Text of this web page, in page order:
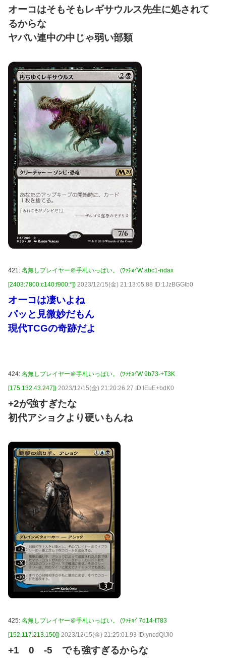
オーコはそもそもレギサウルス先生に処されて
るからな
ヤバい連中の中じゃ弱い部類
421: 名無しプレイヤー＠手札いっぱい。 (ﾜｯﾁｮｲW abc1-ndax
[2403:7800:c140:f900:*]) 2023/12/15(金) 21:13:05.88 ID:1JzBGGlb0
オーコは凄いよね
パッと見微妙だもん
現代TCGの奇跡だよ
424: 名無しプレイヤー＠手札いっぱい。 (ﾜｯﾁｮｲW 9b73-+T3K
[175.132.43.247]) 2023/12/15(金) 21:20:26.27 ID:IEuE+bdK0
+2が強すぎたな
初代アショクより硬いもんね
425: 名無しプレイヤー＠手札いっぱい。 (ﾜｯﾁｮｲ 7d14-tT83
[152.117.213.150]) 2023/12/15(金) 21:25:01.93 ID:yncdQiJi0
+1 0 -5 でも強すぎるからな